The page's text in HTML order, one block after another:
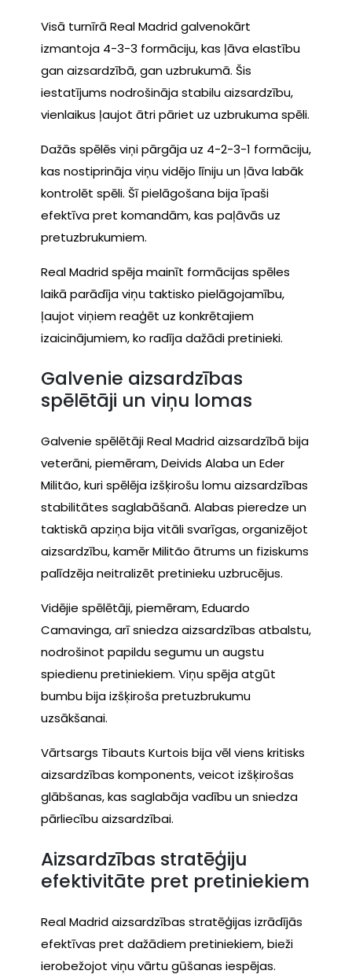
Visā turnīrā Real Madrid galvenokārt
izmantoja 4-3-3 formāciju, kas ļāva elastību
gan aizsardzībā, gan uzbrukumā. Šis
iestatījums nodrošināja stabilu aizsardzību,
vienlaikus ļaujot ātri pāriet uz uzbrukuma spēli.
Dažās spēlēs viņi pārgāja uz 4-2-3-1 formāciju,
kas nostiprināja viņu vidējo līniju un ļāva labāk
kontrolēt spēli. Šī pielāgošana bija īpaši
efektīva pret komandām, kas paļāvās uz
pretuzbrukumiem.
Real Madrid spēja mainīt formācijas spēles
laikā parādīja viņu taktisko pielāgojamību,
ļaujot viņiem reaģēt uz konkrētajiem
izaicinājumiem, ko radīja dažādi pretinieki.
Galvenie aizsardzības
spēlētāji un viņu lomas
Galvenie spēlētāji Real Madrid aizsardzībā bija
veterāni, piemēram, Deivids Alaba un Eder
Militão, kuri spēlēja izšķirošu lomu aizsardzības
stabilitātes saglabāšanā. Alabas pieredze un
taktiskā apziņa bija vitāli svarīgas, organizējot
aizsardzību, kamēr Militão ātrums un fiziskums
palīdzēja neitralizēt pretinieku uzbrucējus.
Vidējie spēlētāji, piemēram, Eduardo
Camavinga, arī sniedza aizsardzības atbalstu,
nodrošinot papildu segumu un augstu
spiedienu pretiniekiem. Viņu spēja atgūt
bumbu bija izšķiroša pretuzbrukumu
uzsākšanai.
Vārtsargs Tibauts Kurtois bija vēl viens kritisks
aizsardzības komponents, veicot izšķirošas
glābšanas, kas saglabāja vadību un sniedza
pārliecību aizsardzībai.
Aizsardzības stratēģiju
efektivitāte pret pretiniekiem
Real Madrid aizsardzības stratēģijas izrādījās
efektīvas pret dažādiem pretiniekiem, bieži
ierobežojot viņu vārtu gūšanas iespējas.